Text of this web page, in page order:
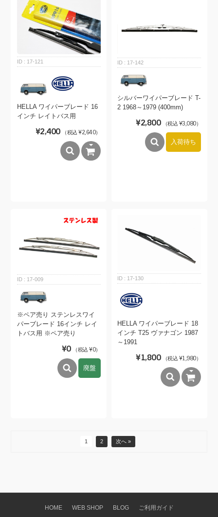
17-121
HELLA ワイパーブレード 16
インチ レイトバス用
¥2,400 （税込 ¥2,640）
17-142
シルバーワイパーブレード T-
2 1968～1979 (400mm)
¥2,800 （税込 ¥3,080）
入荷待ち
17-009
※ペア売り ステンレスワイ
パーブレード 16インチ レイ
トバス用 ※ペア売り
¥0 （税込 ¥0）
廃盤
17-130
HELLA ワイパーブレード 18
インチ T25 ヴァナゴン 1987
～1991
¥1,800 （税込 ¥1,980）
1 2 次へ »
HOME WEB SHOP BLOG ご利用ガイド